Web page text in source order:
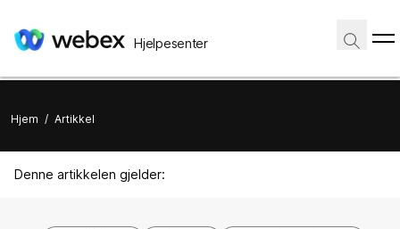
Hjelpesenter
Hjem / Artikkel
Denne artikkelen gjelder: